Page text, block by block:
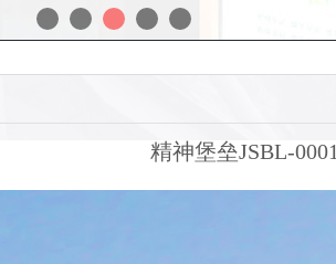
精神堡垒JSBL-0001